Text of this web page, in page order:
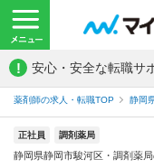
! 安心・安全な転職サ
薬剤師の求人・転職TOP 静岡
正社員 調剤薬局
静岡県静岡市駿河区・調剤薬